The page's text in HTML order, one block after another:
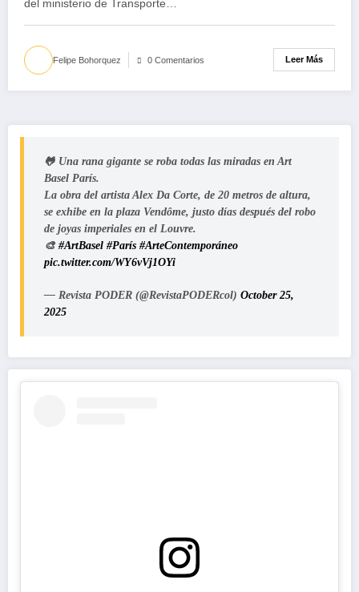
del ministerio de Transporte…
Felipe Bohorquez 0 Comentarios Leer Más
🐸 Una rana gigante se roba todas las miradas en Art
Basel París.
La obra del artista Alex Da Corte, de 20 metros de altura,
se exhibe en la plaza Vendôme, justo días después del robo
de joyas imperiales en el Louvre.
🎨 #ArtBasel #París #ArteContemporáneo
pic.twitter.com/WY6vVj1OYi
— Revista PODER (@RevistaPODERcol) October 25,
2025